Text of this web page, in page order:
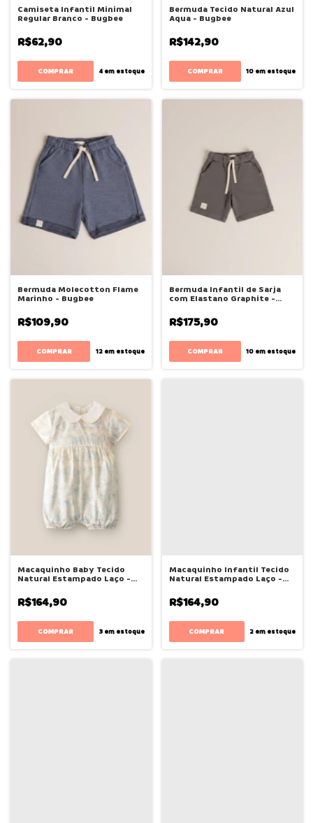
Camiseta Infantil Minimal
Regular Branco - Bugbee
R$62,90
COMPRAR 4em estoque
Bermuda Tecido Natural Azul
Aqua - Bugbee
R$142,90
COMPRAR 10 em estoque
Bermuda Molecotton Flame
Marinho - Bugbee
R$109,90
COMPRAR 12em estoque
Bermuda Infantil de Sarja
com Elastano Graphite -
R$175,90
COMPRAR 10 em estoque
Macaquinho Baby Tecido
Natural Estampado Laço -
R$164,90
COMPRAR 3em estoque
Macaquinho Infantil Tecido
Natural Estampado Laço -
R$164,90
COMPRAR 2 em estoque